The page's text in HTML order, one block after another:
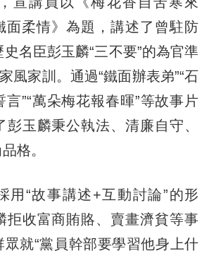
柔情》為題，講述了曾駐防
名臣彭玉麟“三不要”的為官準
風家訓。通過“鐵面辦表弟”“石
”“萬朵梅花報春暉”等故事片
玉麟秉公執法、清廉自守、
格。
“故事講述+互動討論”的形
拒收富商賄賂、賣畫濟貧等事
就“黨員幹部要學習他身上什